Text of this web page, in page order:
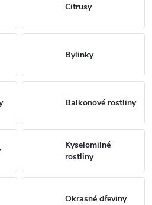
Citrusy
Bylinky
Balkonové rostliny
Kyselomilné
rostliny
Okrasné dřeviny